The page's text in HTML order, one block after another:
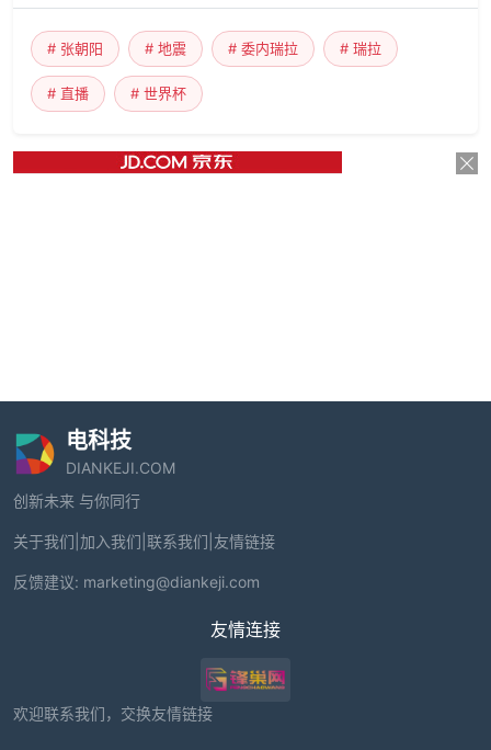
# 张朝阳 # 地震 # 委内瑞拉 # 瑞拉
# 直播 # 世界杯
电科技
DIANKEJI.COM
创新未来 与你同行
关于我们 加入我们 联系我们 友情链接
反馈建议: marketing@diankeji.com
友情连接
欢迎联系我们，交换友情链接